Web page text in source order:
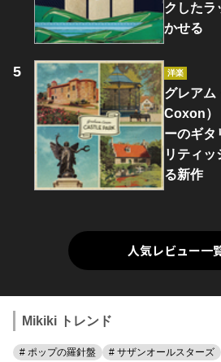
クしたラ
かせる
洋楽
グレアム
Coxon）
ーのギタ
リティ
る新作
人気レビュー一
Mikiki トレンド
# ポップの羅針盤 # サザンオールスターズ